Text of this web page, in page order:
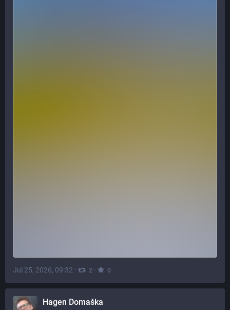
Jul 25, 2026, 09:32 · 2 · 0
Hagen Domaška